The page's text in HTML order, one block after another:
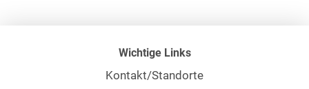
Wichtige Links
Kontakt/Standorte